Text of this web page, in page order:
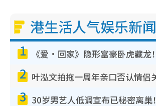
港生活人气娱乐新闻
1
2
3